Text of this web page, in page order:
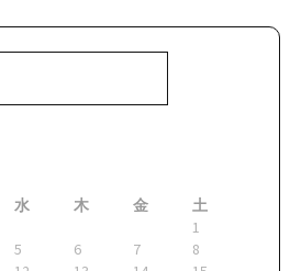
水 木 金
土
1
5 6 7
8